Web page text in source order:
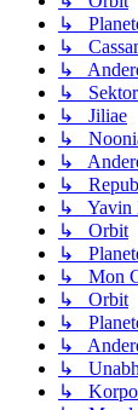
↳
↳
↳ Andere
↳
↳ Jiliae
↳
↳
↳
↳ Yavin
↳ Orbit
↳
↳ Mon
↳ Orbit
↳
↳
↳
↳